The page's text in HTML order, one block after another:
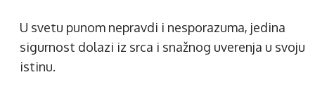
U svetu punom nepravdi i nesporazuma, jedina
sigurnost dolazi iz srca i snažnog uverenja u svoju
istinu.